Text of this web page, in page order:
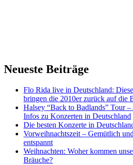
Neueste Beiträge
Flo Rida live in Deutschland:
bringen die 2010er zurück auf die
Halsey “Back to Badlands” Tour
Infos zu Konzerten in Deutschland
Die besten Konzerte in
Vorweihnachtszeit – Gemütlich und
entspannt
Weihnachten: Woher kommen
Bräuche?